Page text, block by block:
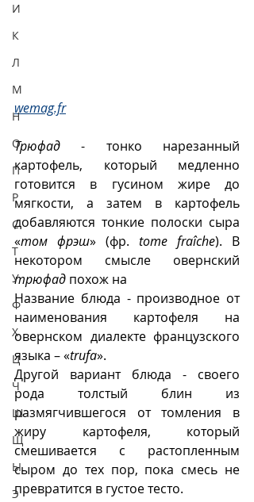
И
К
Л
М
Н
О
П
Р
С
Т
У
Ф
Х
Ц
Ч
Ш
Щ
Ы
Э
wemag.fr
Трюфад - тонко нарезанный
картофель, который медленно
готовится в гусином жире до
мягкости, а затем в картофель
добавляются тонкие полоски сыра
«том фрэш» (фр. tome fraîche). В
трюфад похож на
Название блюда - производное от
наименования картофеля на
овернском диалекте французского
языка – «trufa».
Другой вариант блюда
- своего
рода толстый блин из
размягчившегося от томления в
жиру картофеля, который
смешивается с растопленным
сыром до тех пор, пока смесь не
превратится в густое тесто.